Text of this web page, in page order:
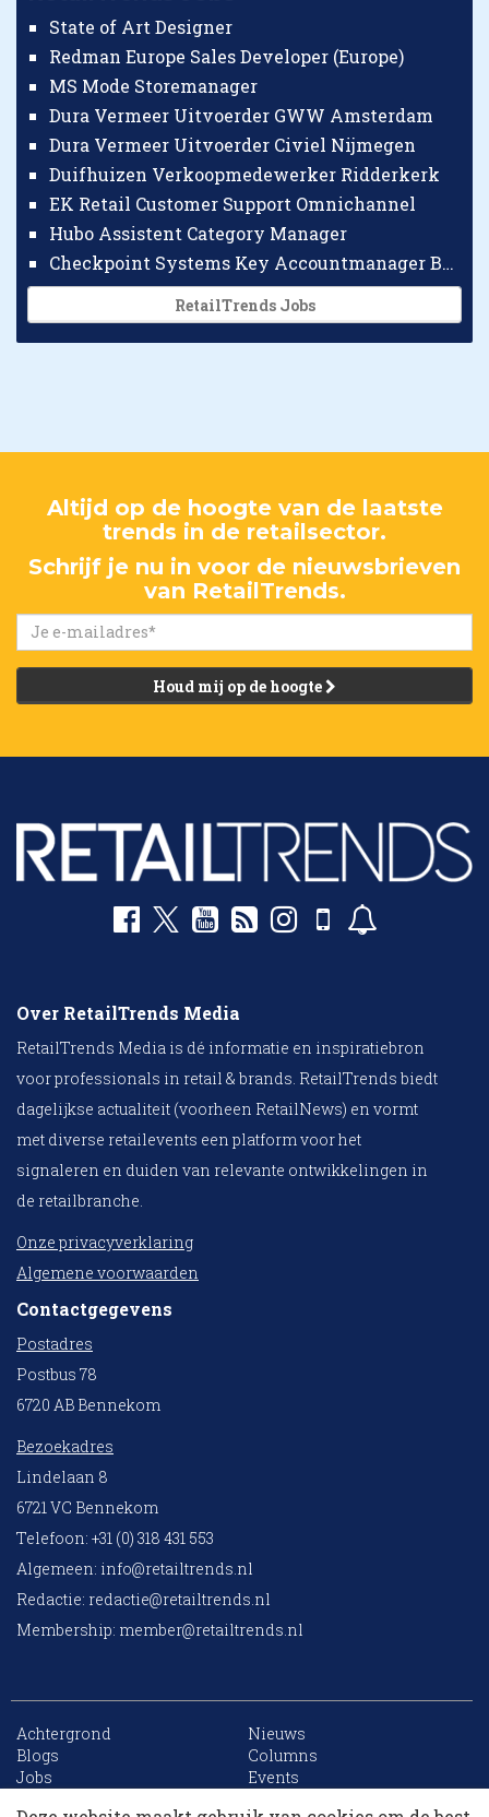
State of Art Designer
Redman Europe Sales Developer (Europe)
MS Mode Storemanager
Dura Vermeer Uitvoerder GWW Amsterdam
Dura Vermeer Uitvoerder Civiel Nijmegen
Duifhuizen Verkoopmedewerker Ridderkerk
EK Retail Customer Support Omnichannel
Hubo Assistent Category Manager
Checkpoint Systems Key Accountmanager Benelux
RetailTrends Jobs
Altijd op de hoogte van de laatste
trends in de retailsector.
Schrijf je nu in voor de nieuwsbrieven
van RetailTrends.
Houd mij op de hoogte
Over RetailTrends Media
RetailTrends Media is dé informatie en inspiratiebron
voor professionals in retail & brands. RetailTrends biedt
dagelijkse actualiteit (voorheen RetailNews) en vormt
met diverse retailevents een platform voor het
signaleren en duiden van relevante ontwikkelingen in
de retailbranche.
Onze privacyverklaring
Algemene voorwaarden
Contactgegevens
Postadres
Postbus 78
6720 AB Bennekom
Bezoekadres
Lindelaan 8
6721 VC Bennekom
Telefoon: +31 (0) 318 431 553
Algemeen: info@retailtrends.nl
Redactie: redactie@retailtrends.nl
Membership: member@retailtrends.nl
Achtergrond
Nieuws
Blogs
Columns
Jobs
Events
10 collega’s